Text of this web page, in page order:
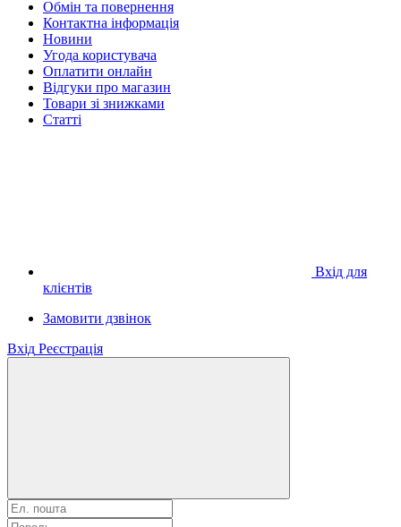
Обмін та повернення
Контактна інформація
Новини
Угода користувача
Оплатити онлайн
Відгуки про магазин
Товари зі знижками
Статті
Вхід для
клієнтів
Замовити дзвінок
Вхід Реєстрація